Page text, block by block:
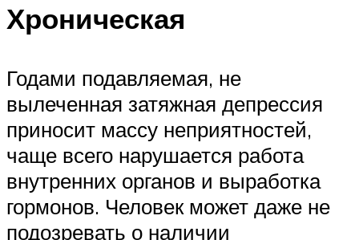
Хроническая
Годами подавляемая, не
вылеченная затяжная депрессия
приносит массу неприятностей,
чаще всего нарушается работа
внутренних органов и выработка
гормонов. Человек может даже не
подозревать о наличии